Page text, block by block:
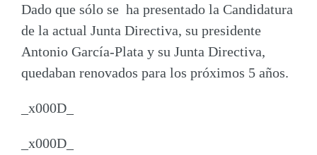
Dado que sólo se ha presentado la Candidatura
de la actual Junta Directiva, su presidente
Antonio García-Plata y su Junta Directiva,
quedaban renovados para los próximos 5 años.
_x000D_
_x000D_